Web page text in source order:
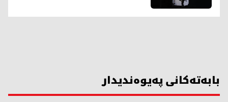
بابەتەکانی پەیوەندیدار